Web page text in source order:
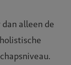
alleen de